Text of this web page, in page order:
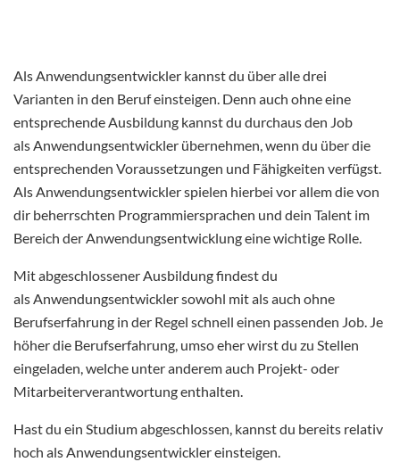
Als Anwendungsentwickler kannst du über alle drei
Varianten in den Beruf einsteigen. Denn auch ohne eine
entsprechende Ausbildung kannst du durchaus den Job
als Anwendungsentwickler übernehmen, wenn du über die
entsprechenden Voraussetzungen und Fähigkeiten verfügst.
Als Anwendungsentwickler spielen hierbei vor allem die von
dir beherrschten Programmiersprachen und dein Talent im
Bereich der Anwendungsentwicklung eine wichtige Rolle.
Mit abgeschlossener Ausbildung findest du
als Anwendungsentwickler sowohl mit als auch ohne
Berufserfahrung in der Regel schnell einen passenden Job. Je
höher die Berufserfahrung, umso eher wirst du zu Stellen
eingeladen, welche unter anderem auch Projekt- oder
Mitarbeiterverantwortung enthalten.
Hast du ein Studium abgeschlossen, kannst du bereits relativ
hoch als Anwendungsentwickler einsteigen.